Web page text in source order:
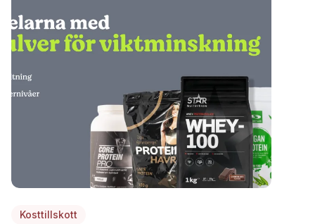
Kosttillskott